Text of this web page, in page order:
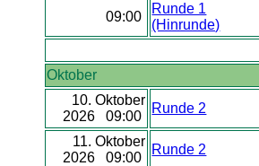
09:00
Runde 1
(Hinrunde)
Oktober
10. Oktober
2026 09:00
Runde 2
11. Oktober
2026 09:00
Runde 2